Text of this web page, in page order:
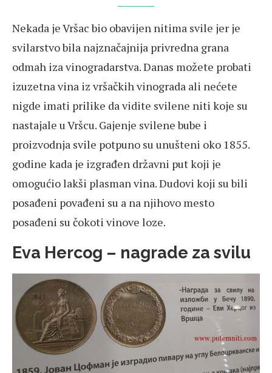
Nekada je Vršac bio obavijen nitima svile jer je
svilarstvo bila najznačajnija privredna grana
odmah iza vinogradarstva. Danas možete probati
izuzetna vina iz vršačkih vinograda ali nećete
nigde imati prilike da vidite svilene niti koje su
nastajale u Vršcu. Gajenje svilene bube i
proizvodnja svile potpuno su unušteni oko 1855.
godine kada je izgrađen državni put koji je
omogućio lakši plasman vina. Dudovi koji su bili
posađeni povađeni su a na njihovo mesto
posađeni su čokoti vinove loze.
Eva Hercog – nagrade za svilu